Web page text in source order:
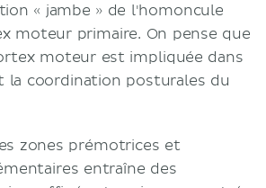
« jambe » de l'homoncule
moteur primaire. On pense que
moteur est impliquée dans
la coordination posturales du
zones prémotrices et
entraîne des